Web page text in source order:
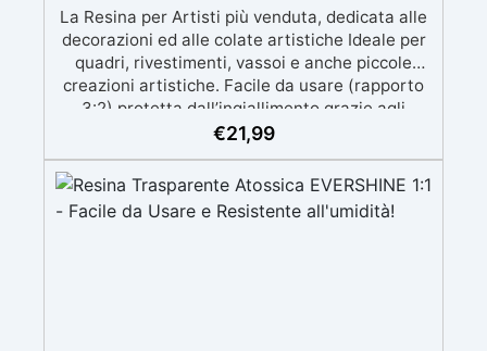
La Resina per Artisti più venduta, dedicata alle
decorazioni ed alle colate artistiche Ideale per
quadri, rivestimenti, vassoi e anche piccole
creazioni artistiche. Facile da usare (rapporto
3:2) protetta dall’ingiallimento grazie agli
speciali filtri UV Formula densa : non cola via,
in 12-24h garantendo una superficie lucida e
brillante
€21,99